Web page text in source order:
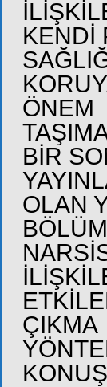
KENDİ
ÖNEM
BİR
OLAN
ÇIKMA